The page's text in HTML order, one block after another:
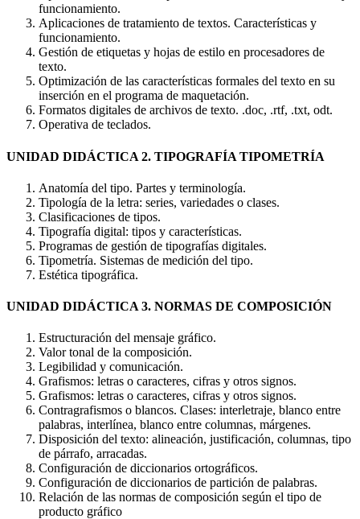
funcionamiento.
Aplicaciones de tratamiento de textos. Características y
funcionamiento.
Gestión de etiquetas y hojas de estilo en procesadores de
texto.
Optimización de las características formales del texto en su
inserción en el programa de maquetación.
Formatos digitales de archivos de texto. .doc, .rtf, .txt, odt.
Operativa de teclados.
UNIDAD DIDÁCTICA 2. TIPOGRAFÍA TIPOMETRÍA
Anatomía del tipo. Partes y terminología.
Tipología de la letra: series, variedades o clases.
Clasificaciones de tipos.
Tipografía digital: tipos y características.
Programas de gestión de tipografías digitales.
Tipometría. Sistemas de medición del tipo.
Estética tipográfica.
UNIDAD DIDÁCTICA 3. NORMAS DE COMPOSICIÓN
Estructuración del mensaje gráfico.
Valor tonal de la composición.
Legibilidad y comunicación.
Grafismos: letras o caracteres, cifras y otros signos.
Grafismos: letras o caracteres, cifras y otros signos.
Contragrafismos o blancos. Clases: interletraje, blanco entre
palabras, interlínea, blanco entre columnas, márgenes.
Disposición del texto: alineación, justificación, columnas, tipo
de párrafo, arracadas.
Configuración de diccionarios ortográficos.
Configuración de diccionarios de partición de palabras.
Relación de las normas de composición según el tipo de
producto gráfico